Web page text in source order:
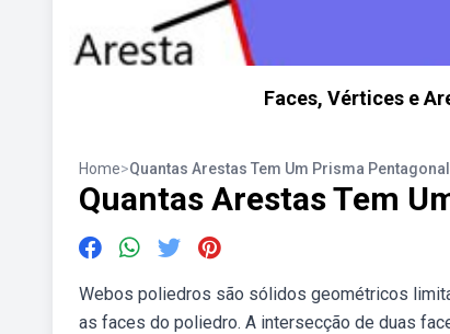
Faces, Vértices e
Home>Quantas Arestas Tem Um Prisma Pentagonal
Quantas Arestas Tem
Webos poliedros são sólidos geométricos
as faces do poliedro. A intersecção de duas